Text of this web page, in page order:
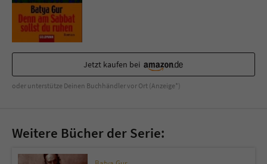
Jetzt kaufen bei
oder unterstütze Deinen Buchhändler vor Ort (Anzeige*)
Weitere Bücher der Serie: